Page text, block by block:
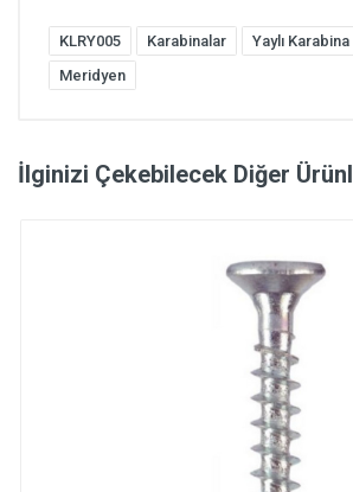
KLRY005 Karabinalar Yaylı Karabina
Meridyen
İlginizi Çekebilecek Diğer